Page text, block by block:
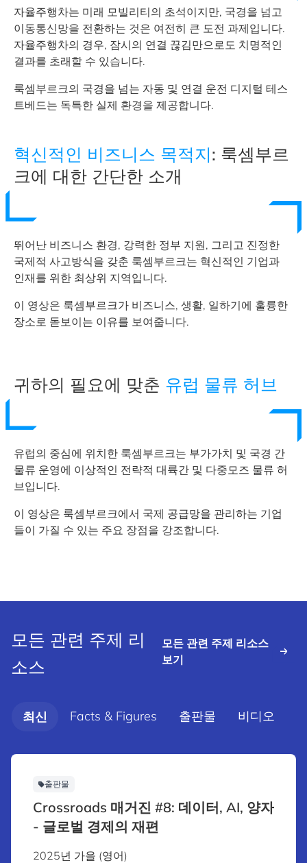
자율주행차는 미래 모빌리티의 초석이지만, 국경을 넘고
이동통신망을 전환하는 것은 여전히 큰 도전 과제입니다.
자율주행차의 경우, 잠시의 연결 끊김만으로도 치명적인
결과를 초래할 수 있습니다.
룩셈부르크의 국경을 넘는 자동 및 연결 운전 디지털 테스
트베드는 독특한 실제 환경을 제공합니다.
혁신적인 비즈니스 목적지: 룩셈부르
크에 대한 간단한 소개
뛰어난 비즈니스 환경, 강력한 정부 지원, 그리고 진정한
국제적 사고방식을 갖춘 룩셈부르크는 혁신적인 기업과
인재를 위한 최상위 지역입니다.
이 영상은 룩셈부르크가 비즈니스, 생활, 일하기에 훌륭한
장소로 돋보이는 이유를 보여줍니다.
귀하의 필요에 맞춘 유럽 물류 허브
유럽의 중심에 위치한 룩셈부르크는 부가가치 및 국경 간
물류 운영에 이상적인 전략적 대륙간 및 다중모즈 물류 허
브입니다.
이 영상은 룩셈부르크에서 국제 공급망을 관리하는 기업
들이 가질 수 있는 주요 장점을 강조합니다.
모든 관련 주제 리
소스
모든 관련 주제 리소스
보기
최신 Facts & Figures 출판물 비디오
출판물
Crossroads 매거진 #8: 데이터, AI, 양자
- 글로벌 경제의 재편
2025년 가을 (영어)